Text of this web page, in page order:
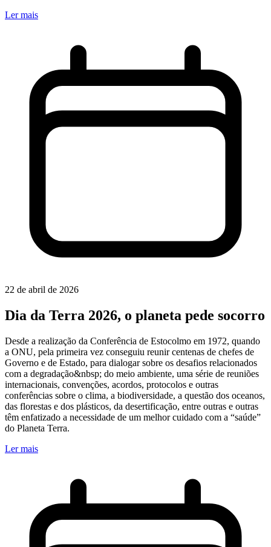
Ler mais
22 de abril de 2026
Dia da Terra 2026, o planeta pede socorro
Desde a realização da Conferência de Estocolmo em 1972, quando
a ONU, pela primeira vez conseguiu reunir centenas de chefes de
Governo e de Estado, para dialogar sobre os desafios relacionados
com a degradação&nbsp; do meio ambiente, uma série de reuniões
internacionais, convenções, acordos, protocolos e outras
conferências sobre o clima, a biodiversidade, a questão dos oceanos,
das florestas e dos plásticos, da desertificação, entre outras e outras
têm enfatizado a necessidade de um melhor cuidado com a “saúde”
do Planeta Terra.
Ler mais